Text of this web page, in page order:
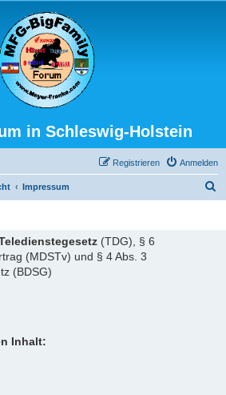
in Schleswig-Holstein
Anmelden
Registrieren
Impressum
(TDG), § 6
(MDSTv) und § 4 Abs. 3
(BDSG)
Inhalt: